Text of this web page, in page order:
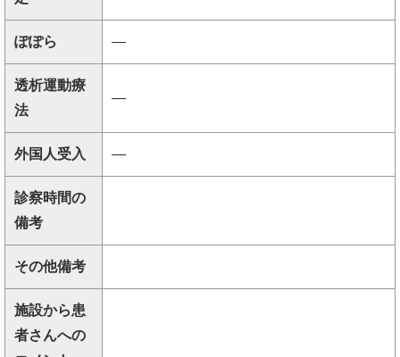
ぽぽら ―
透析運動療
法
―
外国人受入 ―
診察時間の
備考
その他備考
施設から患
者さんへの